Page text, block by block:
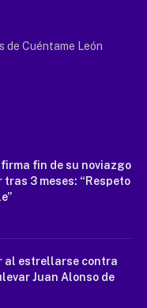
de Cuéntame León
fin de su noviazgo
3 meses: “Respeto
al estrellarse contra
Juan Alonso de